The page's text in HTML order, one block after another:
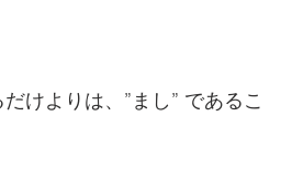
けよりは、”まし” であるこ